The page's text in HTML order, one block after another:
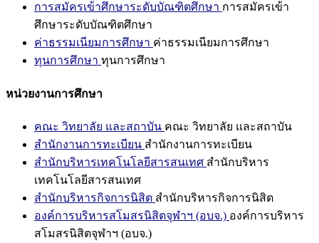
การสมัครเข้าศึกษาระดับบัณฑิตศึกษา การสมัครเข้า
ศึกษาระดับบัณฑิตศึกษา
ค่าธรรมเนียมการศึกษา ค่าธรรมเนียมการศึกษา
ทุนการศึกษา ทุนการศึกษา
หน่วยงานการศึกษา
คณะ วิทยาลัย และสถาบัน คณะ วิทยาลัย และสถาบัน
สำนักงานการทะเบียน สำนักงานการทะเบียน
สำนักบริหารเทคโนโลยีสารสนเทศ สำนักบริหาร
เทคโนโลยีสารสนเทศ
สำนักบริหารกิจการนิสิต สำนักบริหารกิจการนิสิต
องค์การบริหารสโมสรนิสิตจุฬาฯ (อบจ.) องค์การบริหาร
สโมสรนิสิตจุฬาฯ (อบจ.)